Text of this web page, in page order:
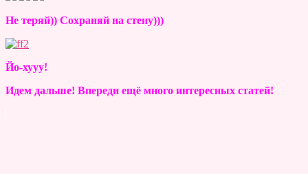
Не теряй)) Сохраняй на стену)))
Йо-хууу!
Идем дальше! Впереди ещё много интересных статей!